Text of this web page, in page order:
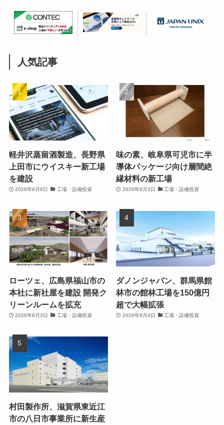
人気記事
軽井沢蒸留酒製造、長野県
上田市にウイスキー新工場
を建設
2026年8月8日 工場・設備投資
味の素、岐阜県可児市に半
導体パッケージ向け層間絶
縁材料の新工場
2026年8月3日 工場・設備投資
ローツェ、広島県福山市の
本社に新社屋を建設 開発ク
リーンルームを拡充
2026年8月3日 工場・設備投資
ダノンジャパン、群馬県館
林市の館林工場を150億円
超で大幅拡張
2026年8月4日 工場・設備投資
村田製作所、滋賀県東近江
市の八日市事業所に新生産